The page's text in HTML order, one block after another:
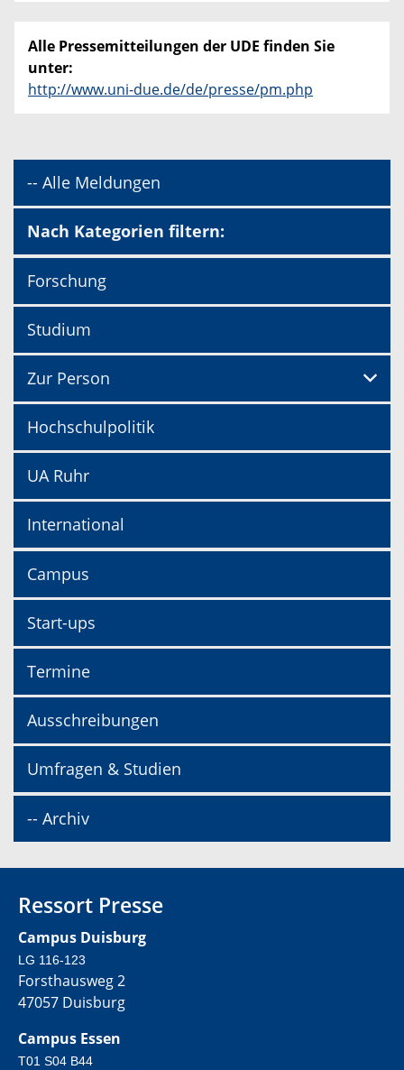
Alle Pressemitteilungen der UDE finden Sie
unter:
http://www.uni-due.de/de/presse/pm.php
-- Alle Meldungen
Nach Kategorien filtern:
Forschung
Studium
Zur Person
Hochschulpolitik
UA Ruhr
International
Campus
Start-ups
Termine
Ausschreibungen
Umfragen & Studien
-- Archiv
Ressort Presse
Campus Duisburg
LG 116-123
Forsthausweg 2
47057 Duisburg
Campus Essen
T01 S04 B44